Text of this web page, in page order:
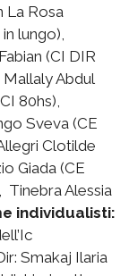
La Rosa
lungo),
(CI DIR
Abdul
80hs),
Sveva (CE
Clotilde
Giada (CE
Tinebra Alessia
individualisti:
Smakaj Ilaria